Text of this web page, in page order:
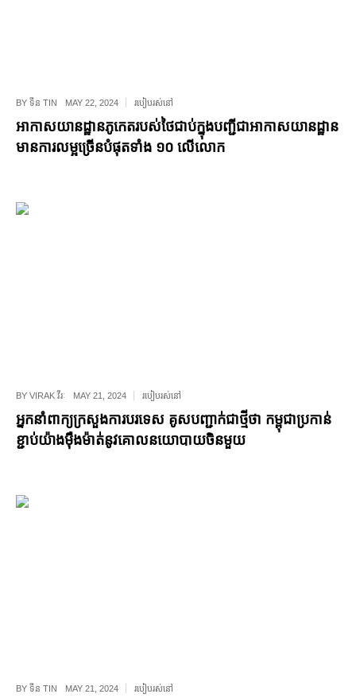
BY ទីន TIN MAY 22, 2024 របៀបរស់នៅ
អាកាសយានដ្ឋានភូកេតរបស់ថៃជាប់ក្នុងបញ្ជីជាអាកាសយានដ្ឋាន
មានការលម្អច្រើនបំផុតទាំង ១០ លើលោក
BY VIRAK វីរៈ MAY 21, 2024 របៀបរស់នៅ
អ្នកនាំពាក្យក្រសួងការបរទេស គូសបញ្ជាក់ជាថ្មីថា កម្ពុជាប្រកាន់
ខ្ជាប់យ៉ាងម៉ឺងម៉ាត់នូវគោលនយោបាយចិនមួយ
BY ទីន TIN MAY 21, 2024 របៀបរស់នៅ